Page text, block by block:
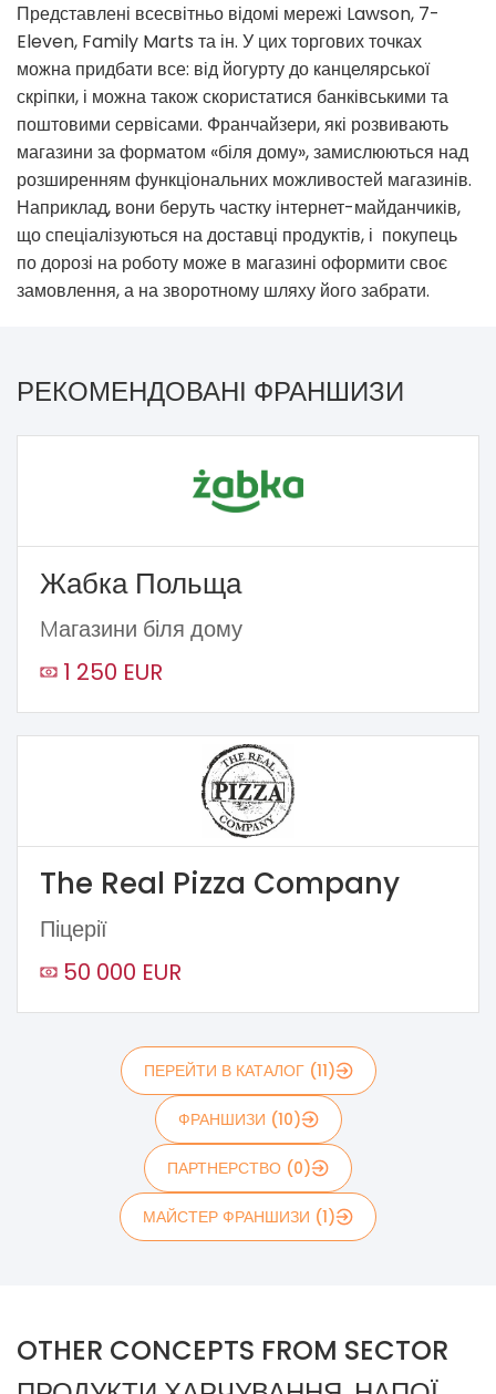
Представлені всесвітньо відомі мережі Lawson, 7-
Eleven, Family Marts та ін. У цих торгових точках
можна придбати все: від йогурту до канцелярської
скріпки, і можна також скористатися банківськими та
поштовими сервісами. Франчайзери, які розвивають
магазини за форматом «біля дому», замислюються над
розширенням функціональних можливостей магазинів.
Наприклад, вони беруть частку інтернет-майданчиків,
що спеціалізуються на доставці продуктів, і покупець
по дорозі на роботу може в магазині оформити своє
замовлення, а на зворотному шляху його забрати.
РЕКОМЕНДОВАНІ ФРАНШИЗИ
Жабка Польща
Mагазини біля дому
1 250 EUR
The Real Pizza Company
Піцерії
50 000 EUR
ПЕРЕЙТИ В КАТАЛОГ (11)
ФРАНШИЗИ (10)
ПАРТНЕРСТВО (0)
МАЙСТЕР ФРАНШИЗИ (1)
OTHER CONCEPTS FROM SECTOR